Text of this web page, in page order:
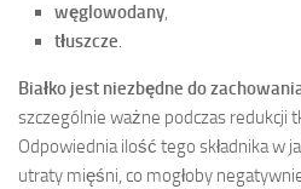
węglowodany,
tłuszcze.
Białko jest niezbędne do
szczególnie ważne podczas redukcji
Odpowiednia ilość tego składnika w
utraty mięśni, co mogłoby